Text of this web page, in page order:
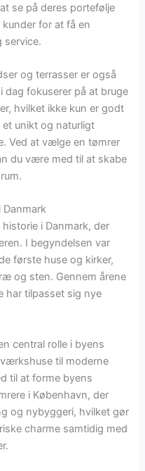
se på deres portefølje
for at få en
service.
og terrasser er også
fokuserer på at bruge
hvilket ikke kun er godt
unikt og naturligt
Ved at vælge en tømrer
du være med til at skabe
i Danmark, der
I begyndelsen var
første huse og kirker,
og sten. Gennem årene
har tilpasset sig nye
central rolle i byens
til moderne
til at forme byens
i København, der
og nybyggeri, hvilket gør
charme samtidig med